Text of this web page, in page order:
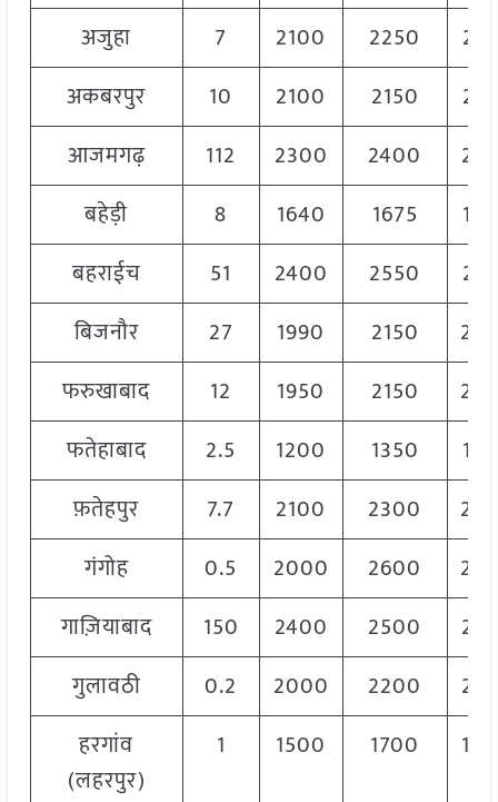
अजुहा
7 2100 2250
अकबरपुर
10 2100 2150
आजमगढ़
112 2300 2400
बहेड़ी
8 1640 1675
बहराईच
51 2400 2550
बिजनौर
27 1990 2150
फरुखाबाद
12 1950 2150
फतेहाबाद
2.5 1200 1350
फ़तेहपुर
7.7 2100 2300
गंगोह
0.5 2000 2600
गाज़ियाबाद
150 2400 2500
गुलावठी
0.2 2000 2200
हरगांव
(लहरपुर)
1 1500 1700